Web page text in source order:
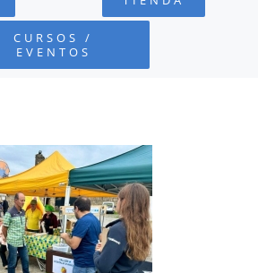
COLABORA
CURSOS /
EVENTOS